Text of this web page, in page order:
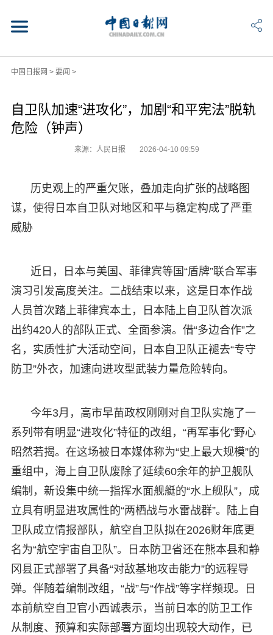
中国日报网 > 要闻 >
自卫队加速“进攻化”，加剧“和平宪法”脱轨
危险（钟声）
来源：人民日报 2026-04-10 09:59
历史观上的严重欠账，叠加走向扩张的战略图
谋，使得日本自卫队对地区和平与稳定构成了严重
威胁
近日，日本与美国、菲律宾等国“盾牌”联合军事
演习引发高度关注。二战结束以来，这是日本作战
人员首次踏上菲律宾本土，日本陆上自卫队首次派
出约420人的部队正式、全面参演。借“多边合作”之
名，实质性扩大活动空间，日本自卫队正褪去“专守
防卫”外衣，加速向进攻型武装力量危险转向。
今年3月，高市早苗政权刚刚对自卫队实施了一
系列带有明显“进攻化”特征的改组，“再军事化”野心
昭然若揭。在这场被日本媒体称为“史上最大规模”的
重组中，海上自卫队废除了延续60余年的护卫舰队
编制，新设集中统一指挥水面舰艇的“水上舰队”，成
立具有明显进攻属性的“两栖战与水雷战群”。陆上自
卫队成立情报部队，航空自卫队拟在2026财年底更
名为“航空宇宙自卫队”。日本防卫省还在熊本县和静
冈县正式部署了具备“对敌基地攻击能力”的远程导
弹。伴随着编制改组，“战”与“作战”等字样频现。日
本前航空自卫官小西诚表示，当前日本的防卫工作
从制度、预算和实际部署方面均出现较大动作，已